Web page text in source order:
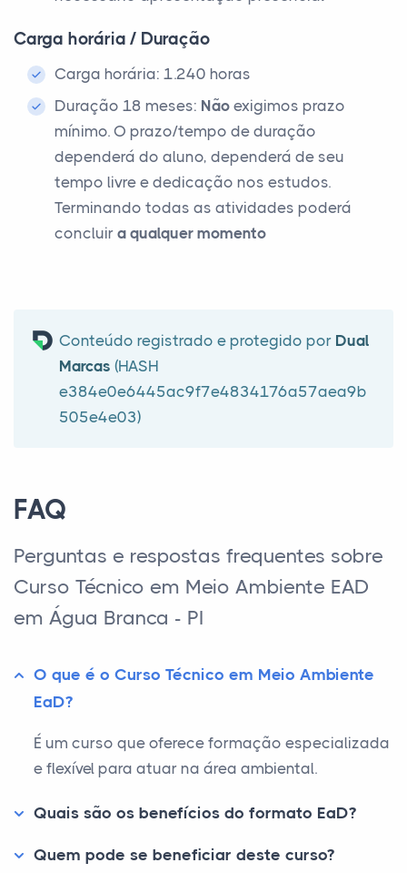
Carga horária / Duração
Carga horária: 1.240 horas
Duração 18 meses: Não exigimos prazo
mínimo. O prazo/tempo de duração
dependerá do aluno, dependerá de seu
tempo livre e dedicação nos estudos.
Terminando todas as atividades poderá
concluir a qualquer momento
Conteúdo registrado e protegido por Dual
Marcas (HASH
e384e0e6445ac9f7e4834176a57aea9b
505e4e03)
FAQ
Perguntas e respostas frequentes sobre
Curso Técnico em Meio Ambiente EAD
em Água Branca - PI
O que é o Curso Técnico em Meio Ambiente
EaD?
É um curso que oferece formação especializada
e flexível para atuar na área ambiental.
Quais são os benefícios do formato EaD?
Quem pode se beneficiar deste curso?